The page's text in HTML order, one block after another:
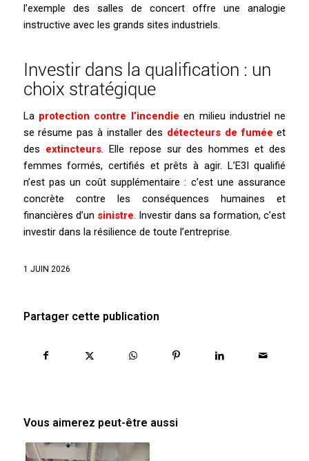
l’exemple des salles de concert offre une analogie
instructive avec les grands sites industriels.
Investir dans la qualification : un
choix stratégique
La protection contre l’incendie en milieu industriel ne
se résume pas à installer des détecteurs de fumée et
des extincteurs. Elle repose sur des hommes et des
femmes formés, certifiés et prêts à agir. L’E3I qualifié
n’est pas un coût supplémentaire : c’est une assurance
concrète contre les conséquences humaines et
financières d’un sinistre. Investir dans sa formation, c’est
investir dans la résilience de toute l’entreprise.
1 JUIN 2026
Partager cette publication
Vous aimerez peut-être aussi